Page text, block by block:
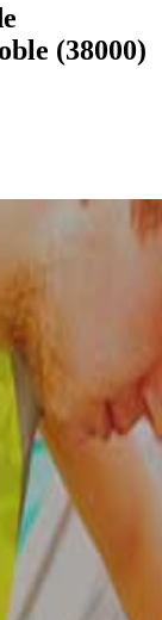
(38000)